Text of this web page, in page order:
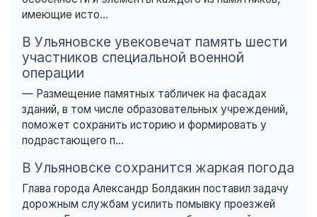
имеющие исто...
В Ульяновске увековечат память шести
участников специальной военной
операции
— Размещение памятных табличек на фасадах
зданий, в том числе образовательных учреждений,
поможет сохранить историю и формировать у
подрастающего п...
В Ульяновске сохранится жаркая погода
Глава города Александр Болдакин поставил задачу
дорожным службам усилить помывку проезжей